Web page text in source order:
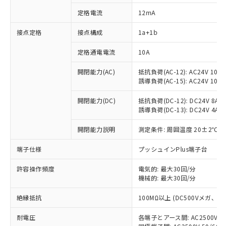
定格電流 12mA
接点定格 接点構成 1a+1b
定格通電電流 10A
開閉能力(AC)
抵抗負荷(AC-12): AC24V 10A/
誘導負荷(AC-15): AC24V
開閉能力(DC)
抵抗負荷(DC-12): DC24V 8A/
誘導負荷(DC-13): DC24V 4A/
開閉能力説明 測定条件: 周囲温度 20±2℃、
端子仕様 プッシュインPlus端子台
許容操作頻度
電気的: 最大30回/分
機械的: 最大30回/分
絶縁抵抗 100MΩ以上 (DC500Vメガ、点
耐電圧
各端子とアース間: AC2500V
ご利用条件
以下の条件をお読みいただき、同意のうえ
本サービスは、当社制御機器事業取扱
商品の当社在庫状況および標準価格
(税抜)を提供させていただくもので
当社制御機器事業取扱商品の中には、
本サービスの対象外となる商品もある
ことをご了承ください。
※1 対応状況
対応済み：EU RoHS指令（10物質）の
非含有に対応した製品が提供可能な商品で
対応予定：EU RoHS指令（10物質）の非含
有に対応した製品に切り替える予定のある
対応予定なし：EU RoHS指令（10物質）の
非含有に非対応の商品で、対応品を出す予
調査・確認中：EU RoHS指令（10物質）の
非含有の対応状況を調査中または確認中の
商品です。
非該当品：ライセンス料など無形物で、有
害物質有無と関係のない商品です。
仕入先様の事情により、非含有部品として
いたものが、含有品と判明した場合などや
「○」：最大均質材料含有率が中国RoHSの
「×」：最大均質材料含有率が中国RoHSの
基準値を超えていることを示します。
当社は、これら貴社製品のうち、外国